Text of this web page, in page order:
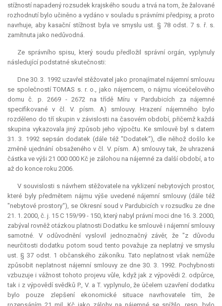
stížností napadený rozsudek krajského soudu a trvá na tom, že žalované
rozhodnutí bylo učiněno a vydáno v souladu s právními předpisy, a proto
navrhuje, aby kasační stížnost byla ve smyslu ust. § 78 odst. 7 s. ř. s.
zamítnuta jako nedůvodná.
Ze správního spisu, který soudu předložil správní orgán, vyplynuly
následující podstatné skutečnosti:
Dne 30. 3. 1992 uzavřel stěžovatel jako pronajímatel nájemní smlouvu
se společností TOMAS s. r. o., jako nájemcem, o nájmu víceúčelového
domu č. p. 2669 - 2672 na třídě Míru v Pardubicích za nájemné
specifikované v čl. V. písm. A) smlouvy. Hrazení nájemného bylo
rozděleno do tří skupin v závislosti na časovém období, přičemž každá
skupina vykazovala jiný způsob jeho výpočtu. Ke smlouvě byl s datem
31. 3. 1992 sepsán dodatek (dále též "Dodatek“), dle něhož došlo ke
změně ujednání obsaženého v čl. V. písm. A) smlouvy tak, že uhrazená
částka ve výši 21 000 000 Kč je zálohou na nájemné za další období, a to
až do konce roku 2006.
V souvislosti s návrhem stěžovatele na vyklizení nebytových prostor,
které byly předmětem nájmu výše uvedené nájemní smlouvy (dále též
"nebytové prostory“), se Okresní soud v Pardubicích v rozsudku ze dne
21. 1. 2000, č. j. 15 C 159/99 - 150, který nabyl právní moci dne 16. 3. 2000,
zabýval rovněž otázkou platnosti Dodatku ke smlouvě i nájemní smlouvy
samotné. V odůvodnění vyslovil jednoznačný závěr, že "z důvodu
neurčitosti dodatku potom soud tento považuje za neplatný ve smyslu
ust. § 37 odst. 1 občanského zákoníku. Tato neplatnost však nemůže
způsobit neplatnost nájemní smlouvy ze dne 30. 3. 1992. Pochybnosti
vzbuzuje i vážnost tohoto projevu vůle, když jak z výpovědi 2. odpůrce,
tak i z výpovědí svědků P., V. a T. vyplynulo, že účelem uzavření dodatku
bylo pouze zlepšení ekonomické situace navrhovatele tím, že